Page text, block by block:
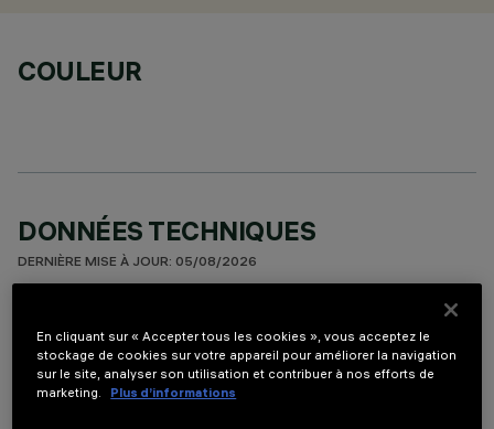
COULEUR
DONNÉES TECHNIQUES
DERNIÈRE MISE À JOUR: 05/08/2026
Appareil miniaturisé encastrable linéaire à 15 éléments
optiques pour sources LED - optique fixe. Malgré les
En cliquant sur « Accepter tous les cookies », vous acceptez le
stockage de cookies sur votre appareil pour améliorer la navigation
sur le site, analyser son utilisation et contribuer à nos efforts de
marketing.
Plus d’informations